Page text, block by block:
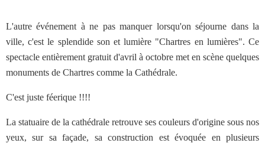
L'autre événement à ne pas manquer lorsqu'on séjourne dans la
ville, c'est le splendide son et lumière "Chartres en lumières". Ce
spectacle entièrement gratuit d'avril à octobre met en scène quelques
monuments de Chartres comme la Cathédrale.
C'est juste féerique !!!!
La statuaire de la cathédrale retrouve ses couleurs d'origine sous nos
yeux, sur sa façade, sa construction est évoquée en plusieurs